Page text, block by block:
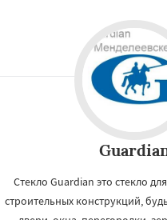
Стекло Guardian это стекло
строительных конструкций,